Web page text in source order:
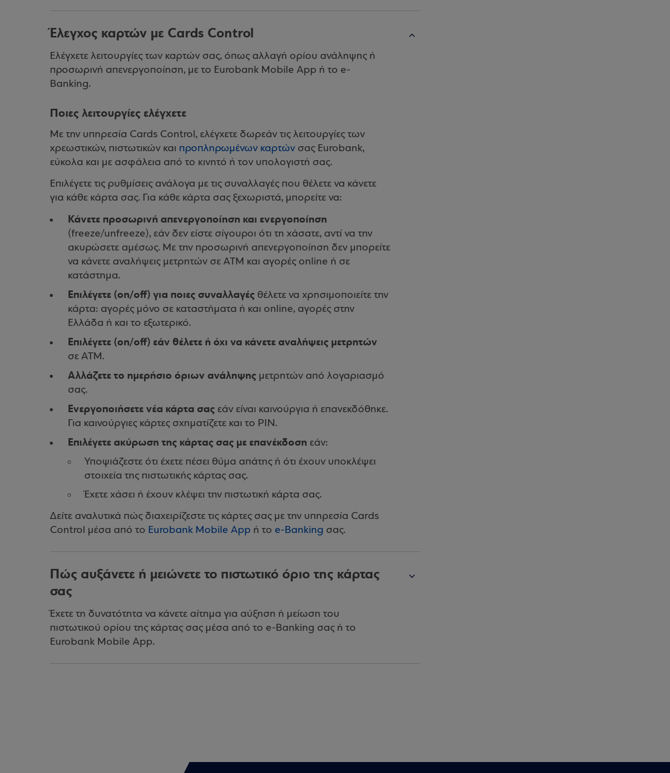
Έλεγχος καρτών με Cards Control
Ελέγχετε λειτουργίες των καρτών σας, όπως αλλαγή ορίου ανάληψης ή
προσωρινή απενεργοποίηση, με το Eurobank Mobile App ή το e-
Banking.
Ποιες λειτουργίες ελέγχετε
Με την υπηρεσία Cards Control, ελέγχετε δωρεάν τις λειτουργίες των
χρεωστικών, πιστωτικών και προπληρωμένων καρτών σας Eurobank,
εύκολα και με ασφάλεια από το κινητό ή τον υπολογιστή σας.
Επιλέγετε τις ρυθμίσεις ανάλογα με τις συναλλαγές που θέλετε να κάνετε
για κάθε κάρτα σας. Για κάθε κάρτα σας ξεχωριστά, μπορείτε να:
Κάνετε προσωρινή απενεργοποίηση και ενεργοποίηση
(freeze/unfreeze), εάν δεν είστε σίγουροι ότι τη χάσατε, αντί να την
ακυρώσετε αμέσως. Με την προσωρινή απενεργοποίηση δεν μπορείτε
να κάνετε αναλήψεις μετρητών σε ΑΤΜ και αγορές online ή σε
κατάστημα.
Επιλέγετε (on/off) για ποιες συναλλαγές θέλετε να χρησιμοποιείτε την
κάρτα: αγορές μόνο σε καταστήματα ή και online, αγορές στην
Ελλάδα ή και το εξωτερικό.
Επιλέγετε (on/off) εάν θέλετε ή όχι να κάνετε αναλήψεις μετρητών
σε ΑΤΜ.
Αλλάζετε το ημερήσιο όριων ανάληψης μετρητών από λογαριασμό
σας.
Ενεργοποιήσετε νέα κάρτα σας εάν είναι καινούργια ή επανεκδόθηκε.
Για καινούργιες κάρτες σχηματίζετε και το PIN.
Επιλέγετε ακύρωση της κάρτας σας με επανέκδοση εάν:
Υποψιάζεστε ότι έχετε πέσει θύμα απάτης ή ότι έχουν υποκλέψει
στοιχεία της πιστωτικής κάρτας σας.
Έχετε χάσει ή έχουν κλέψει την πιστωτική κάρτα σας.
Δείτε αναλυτικά πώς διαχειρίζεστε τις κάρτες σας με την υπηρεσία Cards
Control μέσα από το Eurobank Mobile App ή το e-Banking σας.
Πώς αυξάνετε ή μειώνετε το πιστωτικό όριο της κάρτας
σας
Έχετε τη δυνατότητα να κάνετε αίτημα για αύξηση ή μείωση του
πιστωτικού ορίου της κάρτας σας μέσα από το e-Banking σας ή το
Eurobank Mobile App.